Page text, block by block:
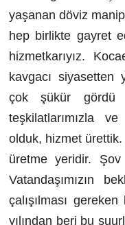
yaşanan döviz
hep birlikte gayret
hizmetkarıyız.
kavgacı siyasetten
çok şükür gördü
teşkilatlarımızla
olduk, hizmet
üretme yeridir.
Vatandaşımızın
çalışılması
yılından beri bu